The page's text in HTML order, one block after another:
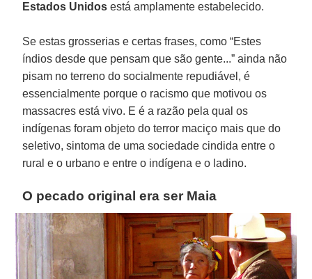
Estados Unidos está amplamente estabelecido.
Se estas grosserias e certas frases, como “Estes
índios desde que pensam que são gente...” ainda não
pisam no terreno do socialmente repudiável, é
essencialmente porque o racismo que motivou os
massacres está vivo. E é a razão pela qual os
indígenas foram objeto do terror maciço mais que do
seletivo, sintoma de uma sociedade cindida entre o
rural e o urbano e entre o indígena e o ladino.
O pecado original era ser Maia